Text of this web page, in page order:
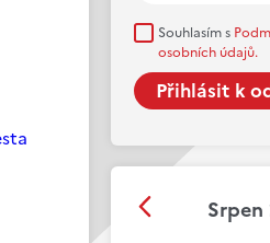
Souhlasím s
osobních údajů.